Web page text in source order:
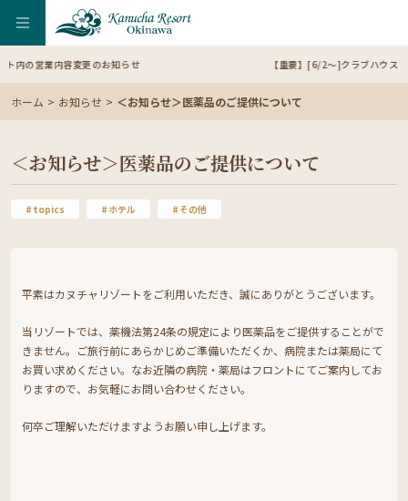
のお知らせ 【重要】[6/2～]クラブハウス内の精算方法を変更
ホーム お知らせ ＜お知らせ＞医薬品のご提供について
＜お知らせ＞医薬品のご提供について
topics ホテル その他
平素はカヌチャリゾートをご利用いただき、誠にありがとうございます。
当リゾートでは、薬機法第24条の規定により医薬品をご提供することがで
きません。ご旅行前にあらかじめご準備いただくか、病院または薬局にて
お買い求めください。なお近隣の病院・薬局はフロントにてご案内してお
りますので、お気軽にお問い合わせください。
何卒ご理解いただけますようお願い申し上げます。